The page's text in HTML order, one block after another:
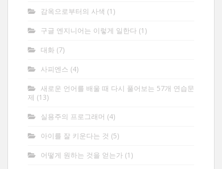
감옥으로부터의 사색 (1)
구글 엔지니어는 이렇게 일한다 (1)
대화 (7)
사피엔스 (4)
새로운 언어를 배울 때 다시 풀어보는 57개 연습문
제 (13)
실용주의 프로그래머 (4)
아이를 잘 키운다는 것 (5)
어떻게 원하는 것을 얻는가 (1)